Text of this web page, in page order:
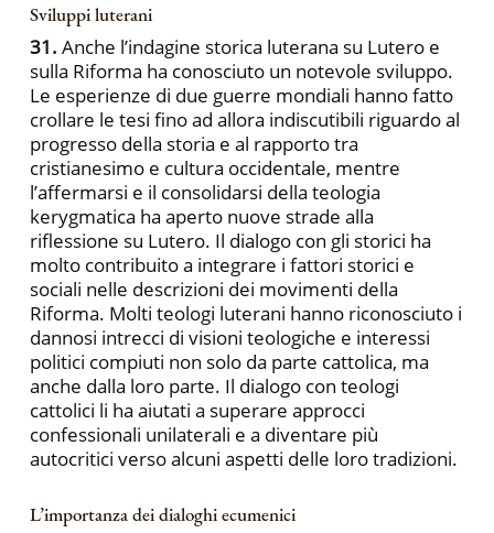
Sviluppi luterani
31. Anche l’indagine storica luterana su Lutero e
sulla Riforma ha conosciuto un notevole sviluppo.
Le esperienze di due guerre mondiali hanno fatto
crollare le tesi fino ad allora indiscutibili riguardo al
progresso della storia e al rapporto tra
cristianesimo e cultura occidentale, mentre
l’affermarsi e il consolidarsi della teologia
kerygmatica ha aperto nuove strade alla
riflessione su Lutero. Il dialogo con gli storici ha
molto contribuito a integrare i fattori storici e
sociali nelle descrizioni dei movimenti della
Riforma. Molti teologi luterani hanno riconosciuto i
dannosi intrecci di visioni teologiche e interessi
politici compiuti non solo da parte cattolica, ma
anche dalla loro parte. Il dialogo con teologi
cattolici li ha aiutati a superare approcci
confessionali unilaterali e a diventare più
autocritici verso alcuni aspetti delle loro tradizioni.
L’importanza dei dialoghi ecumenici